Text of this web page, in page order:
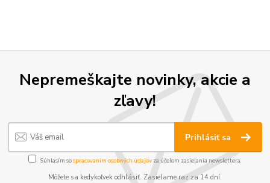
Nepremeškajte novinky, akcie a
zľavy!
Prihlásiť sa
Súhlasím sospracovaním osobných údajov za účelom zasielania newslettera.
Môžete sa kedykoľvek odhlásiť. Zasielame raz za 14 dní.